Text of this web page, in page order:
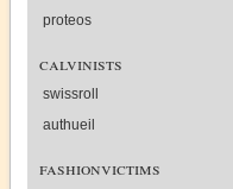
proteos
calvinists
swissroll
authueil
fashionvictims